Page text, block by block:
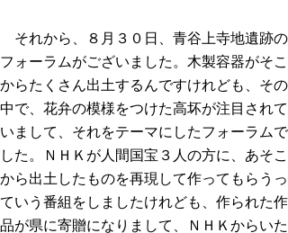
それから、８月３０日、青谷上寺地遺跡の
フォーラムがございました。木製容器がそこ
からたくさん出土するんですけれども、その
中で、花弁の模様をつけた高坏が注目されて
いまして、それをテーマにしたフォーラムで
した。ＮＨＫが人間国宝３人の方に、あそこ
から出土したものを再現して作ってもらうっ
ていう番組をしましたけれども、作られた作
品が県に寄贈になりまして、ＮＨＫからいた